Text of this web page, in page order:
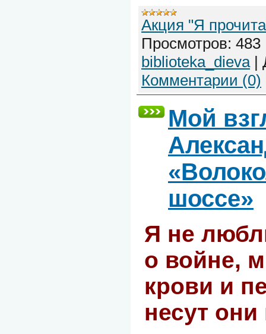
Акция "Я
Просмотров: 483
biblioteka_dieva|
Комментарии (0)
Мой
шоссе»
Я не
о войне,
крови и
несут они